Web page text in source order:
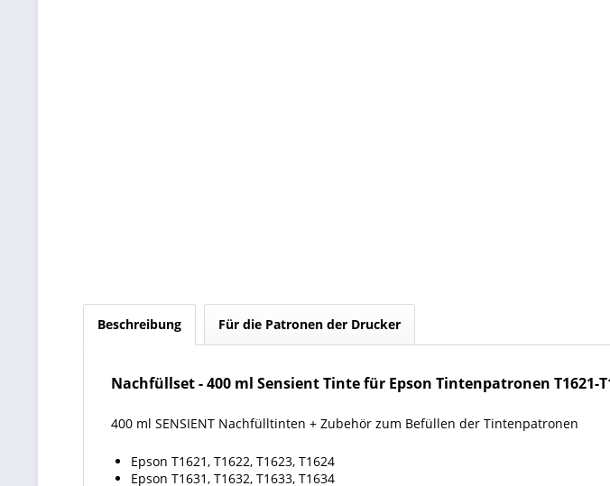
Beschreibung Für die Patronen der Drucker
Nachfüllset- 400 ml Sensient Tinte für Epson Tintenpatronen T1621-
400 ml SENSIENT Nachfülltinten + Zubehör zum Befüllen der Tintenpatronen
Epson T1621, T1622, T1623, T1624
Epson T1631, T1632, T1633, T1634